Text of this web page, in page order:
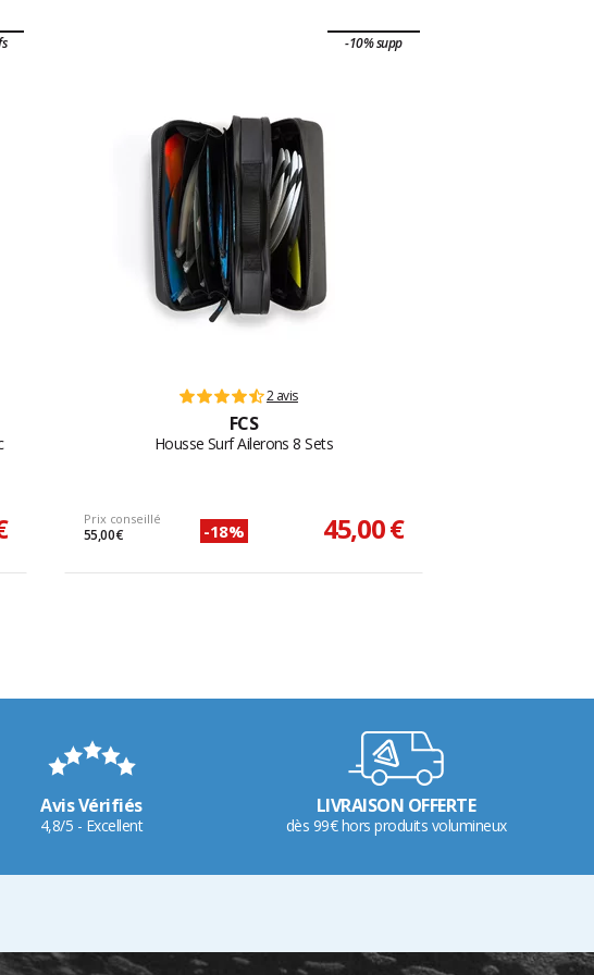
-10% supp
2 avis
FCS
Housse Surf Ailerons 8 Sets
Prix conseillé
55,00 € -18% 45,00 €
Avis Vérifiés
4,8/5 - Excellent
LIVRAISON OFFERTE
dès 99€ hors produits volumineux